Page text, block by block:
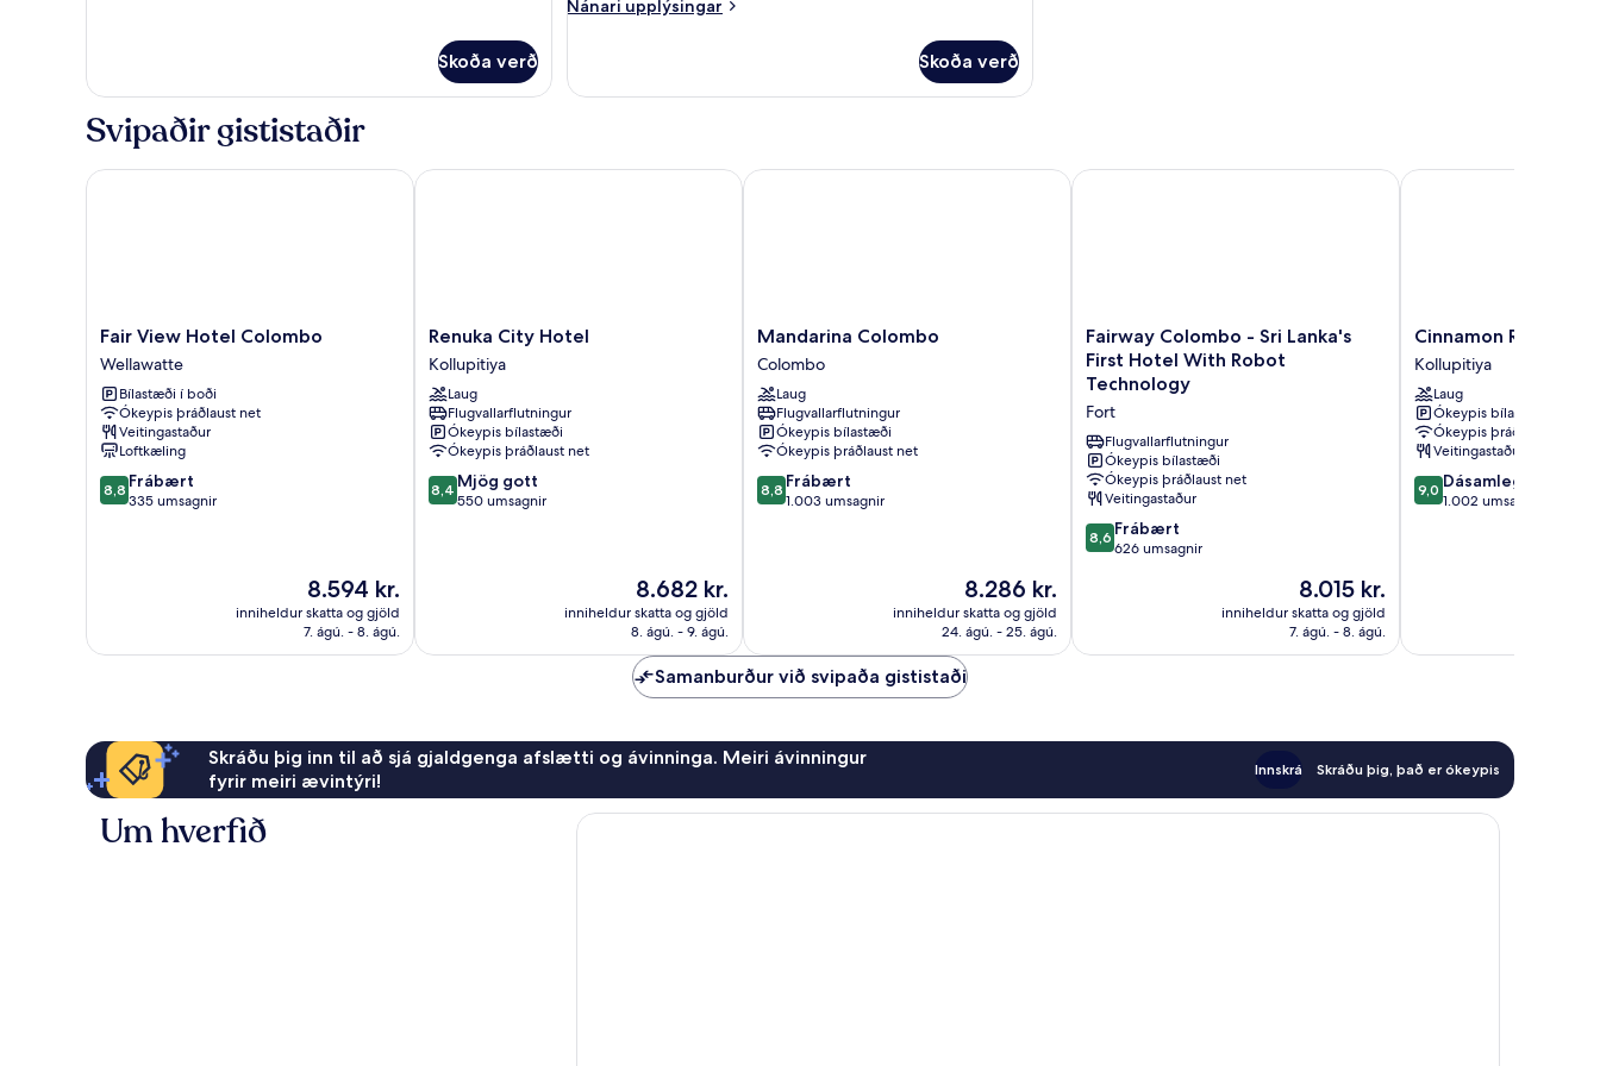
Skoða verð
Nánari upplýsingar
Nánari
Twin
Skoða verð
Svipaðir gististaðir
Fair
View
Hotel
Colombo
Wellawatte
Fair View Hotel Colombo
Wellawatte
Bílastæði í boði
Ókeypis þráðlaust net
Veitingastaður
Loftkæling
8.8
af
8,8 Frábært
335 umsagnir
Verðið
er
8.594 kr.
8.594 kr.
inniheldur skatta og gjöld
7. ágú. - 8. ágú.
Fair View Hotel Colombo
Renuka
City
Hotel
Kollupitiya
Renuka City Hotel
Kollupitiya
Laug
Flugvallarflutningur
Ókeypis bílastæði
Ókeypis þráðlaust net
8.4
af
8,4 Mjög gott
550 umsagnir
Verðið
er
8.682 kr.
8.682 kr.
inniheldur skatta og gjöld
8. ágú. - 9. ágú.
Renuka City Hotel
Mandarina
Colombo
Colombo
Mandarina Colombo
Colombo
Laug
Flugvallarflutningur
Ókeypis bílastæði
Ókeypis þráðlaust net
8.8
af
8,8 Frábært
1.003 umsagnir
Verðið
er
8.286 kr.
8.286 kr.
inniheldur skatta og gjöld
24. ágú. - 25. ágú.
Mandarina Colombo
Fairway
Colombo
-
Sri
Lanka's
First
Hotel
With
Robot
Technology
Fort
Fairway Colombo - Sri Lanka's
First Hotel With Robot
Technology
Fort
Flugvallarflutningur
Ókeypis bílastæði
Ókeypis þráðlaust net
Veitingastaður
8.6
af
8,6 Frábært
626 umsagnir
Verðið
er
8.015 kr.
8.015 kr.
inniheldur skatta og gjöld
7. ágú. - 8. ágú.
Fairway Colombo - Sri Lanka's First Hotel With Robot
Cinnamon
Red
Colombo
Kollupitiya
Cinnamon Red
Kollupitiya
Laug
Ókeypis bílastæði
Ókeypis þráðlaust net
Veitingastaður
9.0
af
9,0 Dásamlegt
1.002 umsagnir
Cinnamon Red
Samanburður við svipaða gististaði
Skráðu þig inn til að sjá gjaldgenga afslætti og ávinninga. Meiri ávinningur
fyrir meiri ævintýri!
Innskrá Skráðu þig, það er ókeypis
Um hverfið